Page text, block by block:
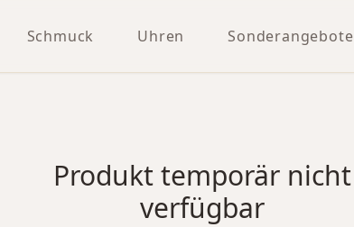
Schmuck Uhren Sonderangebote
Produkt temporär nicht
verfügbar